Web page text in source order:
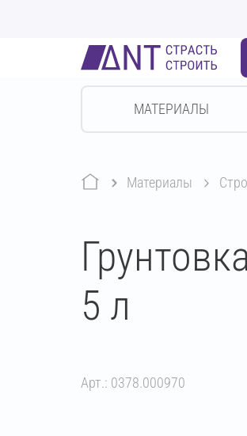
МАТЕРИАЛЫ
Материалы
5 л
Арт.: 0378.000970